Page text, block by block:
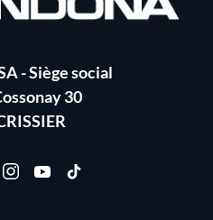
- Siège social
30